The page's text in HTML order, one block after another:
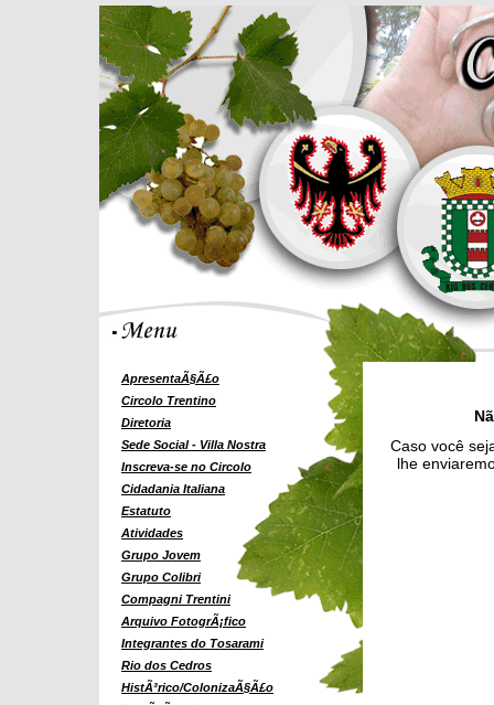
ApresentaÃ§Ã£o
Circolo Trentino
Diretoria
Sede Social - Villa Nostra
Inscreva-se no Circolo
Cidadania Italiana
Estatuto
Atividades
Grupo Jovem
Grupo Colibri
Compagni Trentini
Arquivo FotogrÃ¡fico
Integrantes do Tosarami
Rio dos Cedros
HistÃ³rico/ColonizaÃ§Ã£o
Caso você
lhe